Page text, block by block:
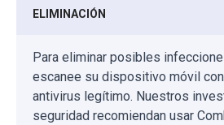
ELIMINACIÓN
Para eliminar posibles
escanee su dispositivo móvil
antivirus legítimo. Nuestros
seguridad recomiendan usar